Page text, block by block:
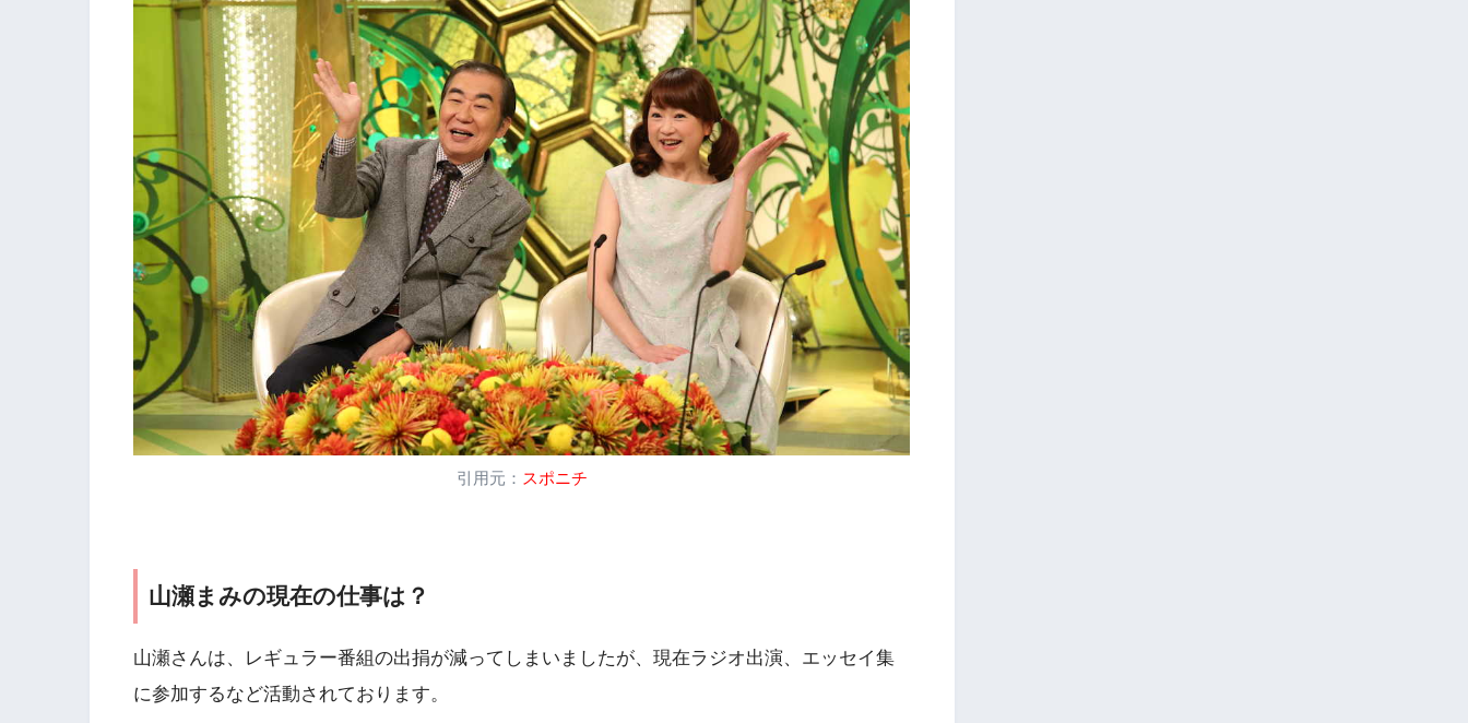
引用元： スポニチ
山瀬まみの現在の仕事は？
山瀬さんは、レギュラー番組の出捐が減ってしまいましたが、現在ラジオ出演、エッセイ集
に参加するなど活動されております。